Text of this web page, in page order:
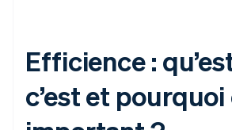
Efficience :
c’est et